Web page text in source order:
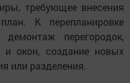
требующее внесения
К перепланировке
перегородок,
и окон, создание новых
или разделения.